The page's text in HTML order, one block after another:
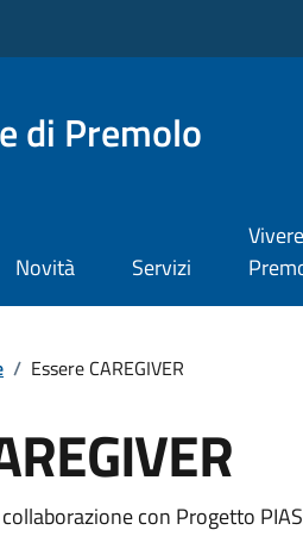
di Premolo
Novità Servizi
Vivere
/ Essere CAREGIVER
con Progetto